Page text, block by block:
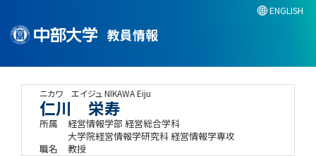
教員情報
ENGLISH
ニカワ エイジュ NIKAWA Eiju
仁川 栄寿
所属
経営情報学部 経営総合学科
大学院経営情報学研究科 経営情報学専攻
職名
教授